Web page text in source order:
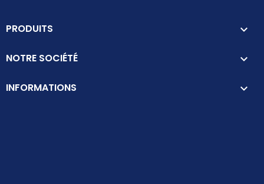
PRODUITS 
NOTRE SOCIÉTÉ 
INFORMATIONS keyboard_arrow_down